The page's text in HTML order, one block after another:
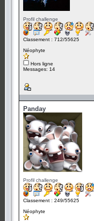
Profil challenge
Classement : 712/55625
Néophyte
Hors ligne
Messages: 14
Panday
Profil challenge
Classement : 249/55625
Néophyte